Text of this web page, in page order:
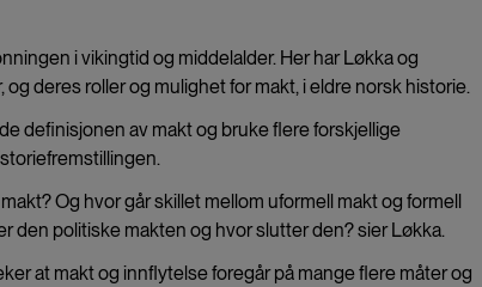
i vikingtid og middelalder. Her har Løkka og
deres roller og mulighet for makt, i eldre norsk historie.
definisjonen av makt og bruke flere forskjellige
Og hvor går skillet mellom uformell makt og formell
den politiske makten og hvor slutter den? sier Løkka.
at makt og innflytelse foregår på mange flere måter og